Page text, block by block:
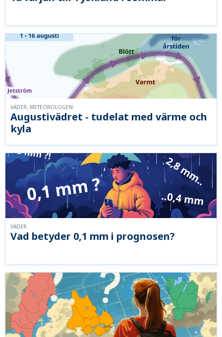
Augustivädret - tudelat med värme och
kyla
VÄDER, METEOROLOGEN
Vad betyder 0,1 mm i prognosen?
VÄDER